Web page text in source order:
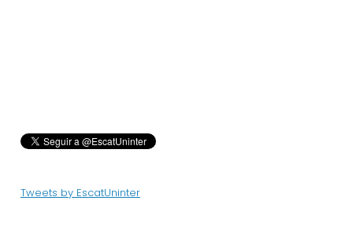
Tweets by EscatUninter